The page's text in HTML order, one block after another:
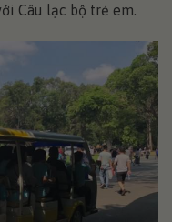
Câu lạc bộ trẻ em.